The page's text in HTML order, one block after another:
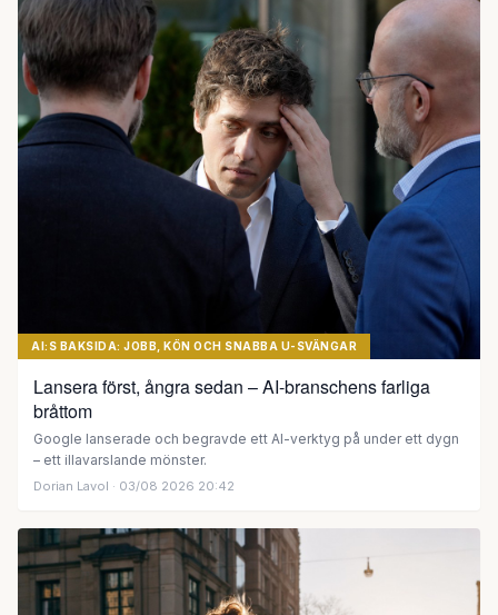
AI:S BAKSIDA: JOBB, KÖN OCH SNABBA U-SVÄNGAR
Lansera först, ångra sedan – AI-branschens farliga
bråttom
Google lanserade och begravde ett AI-verktyg på under ett dygn
– ett illavarslande mönster.
Dorian Lavol · 03/08 2026 20:42